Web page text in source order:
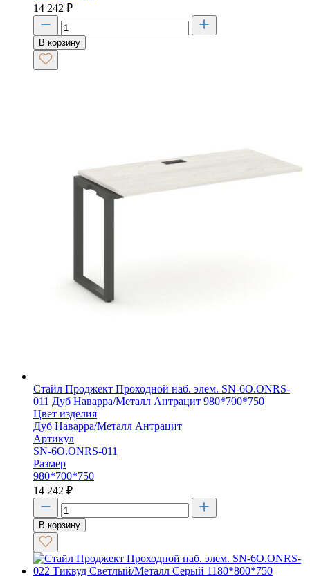
14 242 ₽
В корзину
Стайл Проджект Проходной наб. элем. SN-6O.ONRS-
011 Дуб Наварра/Металл Антрацит 980*700*750
Цвет изделия
Дуб Наварра/Металл Антрацит
Артикул
SN-6O.ONRS-011
Размер
980*700*750
14 242 ₽
В корзину